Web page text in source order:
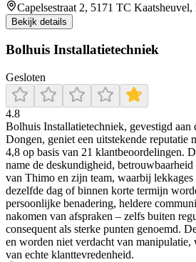
Capelsestraat 2, 5171 TC Kaatsheuvel,
Bekijk details
Bolhuis Installatietechniek
Gesloten
4.8
Bolhuis Installatietechniek, gevestigd aan
Dongen, geniet een uitstekende reputatie
4,8 op basis van 21 klantbeoordelingen.
name de deskundigheid,
van Thimo en zijn team, waarbij
dezelfde dag of binnen korte termijn
persoonlijke benadering, heldere
nakomen van afspraken – zelfs buiten
consequent als sterke punten genoemd.
en worden niet verdacht van manipulatie,
van echte klanttevredenheid.